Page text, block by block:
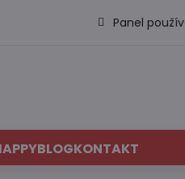
Panel
KONTAKT